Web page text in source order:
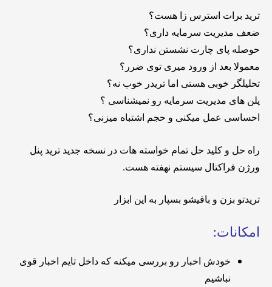
ترید برات استرس زا هست؟
ضعف مدیریت سرمایه داری؟
حوصله پای چارت نشستن نداری؟
معمولا بعد از ورود میری توی ضرر؟
تحلیلگر خوبی هستی اما تریدر خوب نه؟
پلن های مدیریت سرمایه رو نمیشناسی ؟
احساسی عمل میکنی و حجم اشتباه میزنی؟
راه حل و کلید حل تمام خواسته هات در نسخه جدید ترید پنل
ورژن فراکتال سیستم نهفته هست.
تریدتو بزن و باقیشو بسپار به این ابزار
امکانات:
خودش اخبار رو بررسی میکنه که داخل تایم اخبار قوی
نباشیم